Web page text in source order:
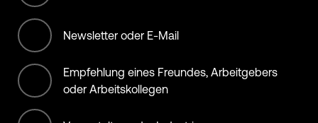
Retail
Services
Transportation services
Newsletter oder E-Mail
Empfehlung eines Freundes, Arbeitgebers
oder Arbeitskollegen